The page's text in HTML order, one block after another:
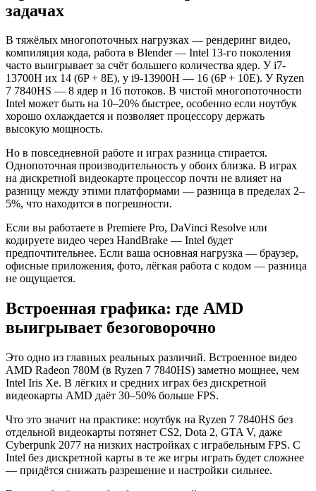
задачах
В тяжёлых многопоточных нагрузках — рендеринг видео,
компиляция кода, работа в Blender — Intel 13-го поколения
часто выигрывает за счёт большего количества ядер. У i7-
13700H их 14 (6P + 8E), у i9-13900H — 16 (6P + 10E). У Ryzen
7 7840HS — 8 ядер и 16 потоков. В чистой многопоточности
Intel может быть на 10–20% быстрее, особенно если ноутбук
хорошо охлаждается и позволяет процессору держать
высокую мощность.
Но в повседневной работе и играх разница стирается.
Однопоточная производительность у обоих близка. В играх
на дискретной видеокарте процессор почти не влияет на
разницу между этими платформами — разница в пределах 2–
5%, что находится в погрешности.
Если вы работаете в Premiere Pro, DaVinci Resolve или
кодируете видео через HandBrake — Intel будет
предпочтительнее. Если ваша основная нагрузка — браузер,
офисные приложения, фото, лёгкая работа с кодом — разница
не ощущается.
Встроенная графика: где AMD
выигрывает безоговорочно
Это одно из главных реальных различий. Встроенное видео
AMD Radeon 780M (в Ryzen 7 7840HS) заметно мощнее, чем
Intel Iris Xe. В лёгких и средних играх без дискретной
видеокарты AMD даёт 30–50% больше FPS.
Что это значит на практике: ноутбук на Ryzen 7 7840HS без
отдельной видеокарты потянет CS2, Dota 2, GTA V, даже
Cyberpunk 2077 на низких настройках с играбельным FPS. С
Intel без дискретной карты в те же игры играть будет сложнее
— придётся снижать разрешение и настройки сильнее.